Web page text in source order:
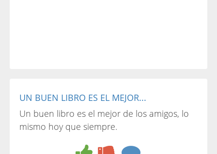
UN BUEN LIBRO ES EL MEJOR...
Un buen libro es el mejor de los amigos, lo
mismo hoy que siempre.